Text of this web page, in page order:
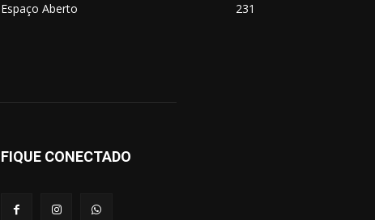
Espaço Aberto
231
FIQUE CONECTADO